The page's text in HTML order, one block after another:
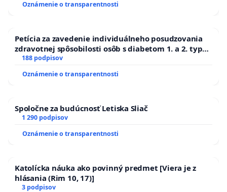
Oznámenie o transparentnosti
Petícia za zavedenie individuálneho posudzovania
zdravotnej spôsobilosti osôb s diabetom 1. a 2. typu
pri prijímaní do Policajného zboru SR
188 podpisov
Oznámenie o transparentnosti
Spoločne za budúcnosť Letiska Sliač
1 290 podpisov
Oznámenie o transparentnosti
Katolícka náuka ako povinný predmet [Viera je z
hlásania (Rim 10, 17)]
3 podpisov